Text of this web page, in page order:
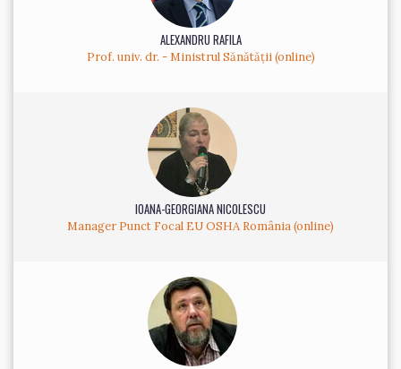
ALEXANDRU RAFILA
Prof. univ. dr. - Ministrul Sănătății (online)
IOANA-GEORGIANA NICOLESCU
Manager Punct Focal EU OSHA România (online)